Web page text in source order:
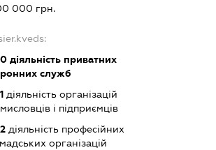
000 грн.
діяльність приватних
служб
діяльність організацій
і підприємців
діяльність професійних
організацій